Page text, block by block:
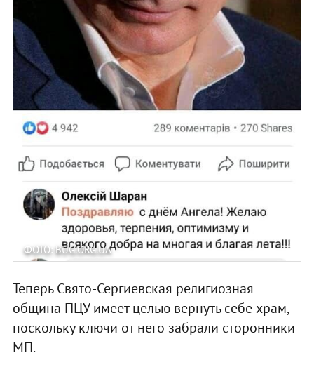
ФОТО: BUG.ORG.UA
Теперь Свято-Сергиевская религиозная
община ПЦУ имеет целью вернуть себе храм,
поскольку ключи от него забрали сторонники
МП.